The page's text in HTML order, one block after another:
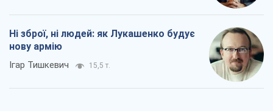
Ні зброї, ні людей: як Лукашенко будує
нову армію
Ігар Тишкевич 15,5 т.